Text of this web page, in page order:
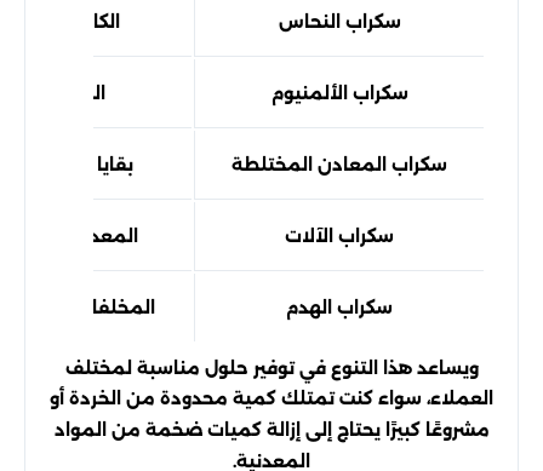
سكراب النحاس الكابلات
سكراب الألمنيوم النوافذ
سكراب المعادن المختلطة بقايا المعدات
سكراب الآلات المعدات وخطوط
سكراب الهدم المخلفات
ويساعد هذا التنوع في توفير حلول مناسبة لمختلف
العملاء، سواء كنت تمتلك كمية محدودة من الخردة أو
مشروعًا كبيرًا يحتاج إلى إزالة كميات ضخمة من المواد
المعدنية.